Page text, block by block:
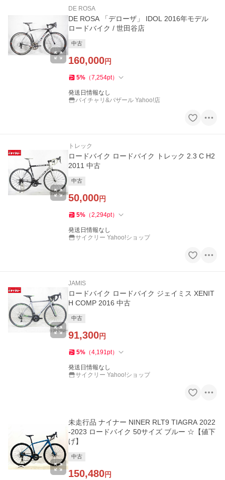
DE ROSA
DE ROSA 「デローザ」 IDOL 2016年モデル
ロードバイク / 世田谷店
中古
160,000円
5% （7,254pt）
発送日情報なし
バイチャリ&バザール Yahoo!店
トレック
ロードバイク ロードバイク トレック 2.3 C H2
2011 中古
中古
50,000円
5% （2,294pt）
発送日情報なし
サイクリー Yahoo!ショップ
JAMIS
ロードバイク ロードバイク ジェイミス XENIT
H COMP 2016 中古
中古
91,300円
5% （4,191pt）
発送日情報なし
サイクリー Yahoo!ショップ
未走行品 ナイナー NINER RLT9 TIAGRA 2022
-2023 ロードバイク 50サイズ ブルー ☆【値下
げ】
中古
150,480円